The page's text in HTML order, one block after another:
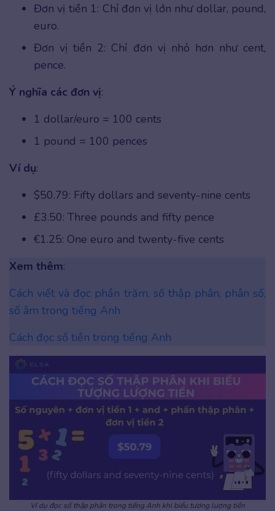
Đơn vị tiền 1: Chỉ đơn vị lớn như dollar, pound,
euro.
Đơn vị tiền 2: Chỉ đơn vị nhỏ hơn như cent,
pence.
Ý nghĩa các đơn vị:
1 dollar/euro = 100 cents
1 pound = 100 pences
Ví dụ:
$50.79: Fifty dollars and seventy-nine cents
£3.50: Three pounds and fifty pence
€1.25: One euro and twenty-five cents
Xem thêm:
Cách viết và đọc phần trăm, số thập phân, phân số,
số âm trong tiếng Anh
Cách đọc số tiền trong tiếng Anh
Ví dụ đọc số thập phân trong tiếng Anh khi biểu tượng lượng tiền